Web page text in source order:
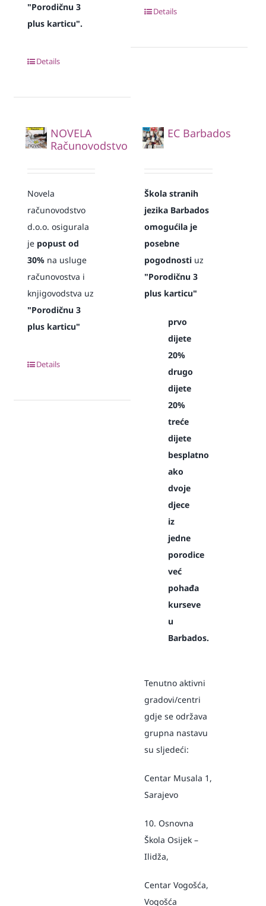
"Porodičnu 3
plus karticu".
Details
Details
NOVELA
Računovodstvo
Novela
računovodstvo
d.o.o. osigurala
je popust od
30%na usluge
računovostva i
knjigovodstva uz
"Porodičnu 3
plus karticu"
Details
EC Barbados
Škola stranih
jezika Barbados
omogućila je
posebne
pogodnosti uz
"Porodičnu 3
plus karticu"
prvo
dijete
20%
drugo
dijete
20%
treće
dijete
besplatno
ako
dvoje
djece
iz
jedne
porodice
već
pohađa
kurseve
u
Barbados.
Tenutno aktivni
gradovi/centri
gdje se održava
grupna nastavu
su sljedeći:
Centar Musala 1,
Sarajevo
10. Osnovna
Škola Osijek –
Ilidža,
Centar Vogošća,
Vogošća